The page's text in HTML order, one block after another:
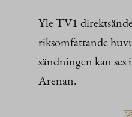
Yle TV1
riksomfattande
sändningen kan ses
Arenan.